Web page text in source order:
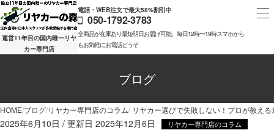
運営11年目の国内唯一リヤ
カー専門店
電話・WEB注文で最大58%割引中
050-1792-3783
全商品が在庫あり最短明日お届け可能。毎日12時〜19時スマホから
もお気軽にお電話どうぞ
ブログ
HOMEブログリヤカー専門店のコラム リヤカー選びで失敗しない！プロが教え
2025年6月10日 2025年12月6日 リヤカー専門店のコラム